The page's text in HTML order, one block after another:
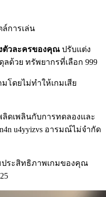
การเล่น
ตัวละครของคุณ ปรับแต่ง
ด้วย ทรัพยากรที่เลือก 999
โดยไม่ทำให้เกมเสีย
ลิดเพลินกับการทดลองและ
u4yyizvs อารมณ์ไม่จำกัด
ประสิทธิภาพเกมของคุณ